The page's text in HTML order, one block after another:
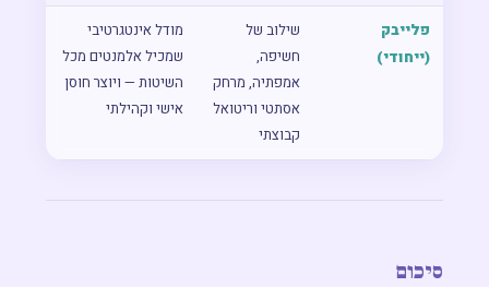
פלייבק
(ייחודי)
שילוב של
חשיפה,
אמפתיה, מרחק
אסתטי וריטואל
קבוצתי
מודל אינטגרטיבי
שמכיל אלמנטים מכל
השיטות — ויוצר חוסן
אישי וקהילתי
סיכום